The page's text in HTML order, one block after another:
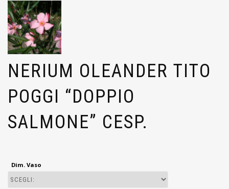
NERIUM OLEANDER TITO
POGGI “DOPPIO
SALMONE” CESP.
Dim. Vaso